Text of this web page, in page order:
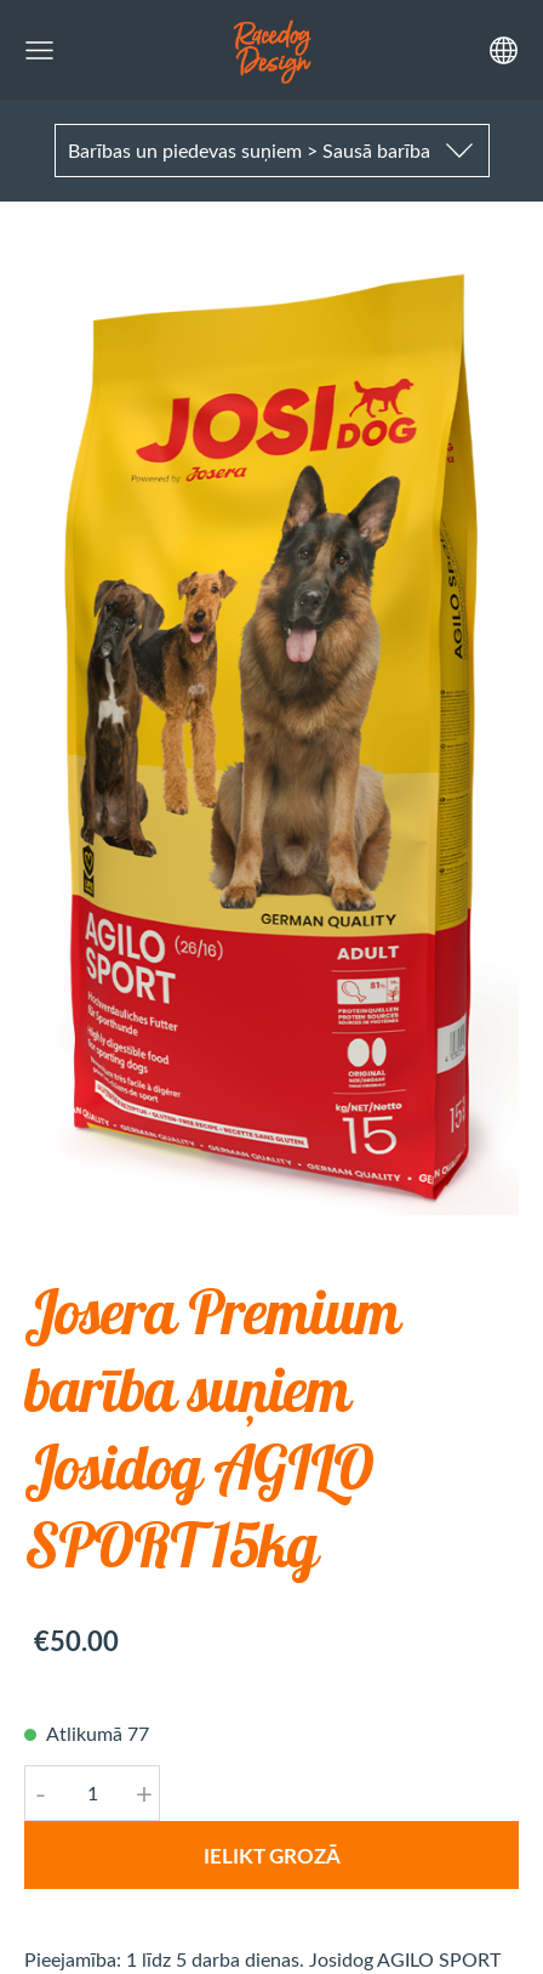
Barības un piedevas suņiem > Sausā barība
Josera Premium
barība suņiem
Josidog AGILO
SPORT 15kg
€50.00
Atlikumā 77
- +
IELIKT GROZĀ
Pieejamība: 1 līdz 5 darba dienas. Josidog AGILO SPORT